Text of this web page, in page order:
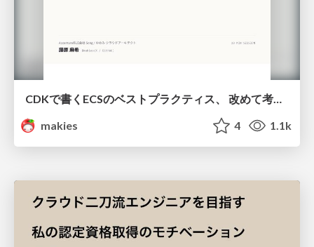
CDKで書くECSのベストプラクティス、 改めて考え直す2026 #cdkconf2026
makies
4 1.1k